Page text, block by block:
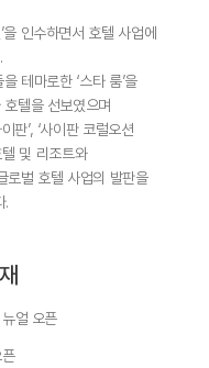
인수하면서 호텔 사업에
테마로한 ‘스타 룸’을
텔을 선보였으며
판’, ‘사이판 코럴오션
및 리조트와
로벌 호텔 사업의 발판을
.
얼 오픈